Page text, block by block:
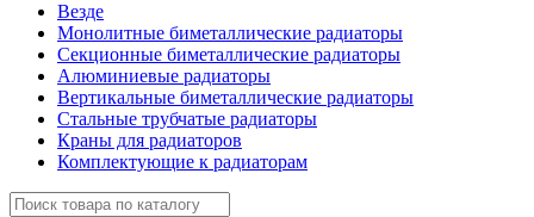
Везде
Монолитные биметаллические радиаторы
Секционные биметаллические радиаторы
Алюминиевые радиаторы
Вертикальные биметаллические радиаторы
Стальные трубчатые радиаторы
Краны для радиаторов
Комплектующие к радиаторам